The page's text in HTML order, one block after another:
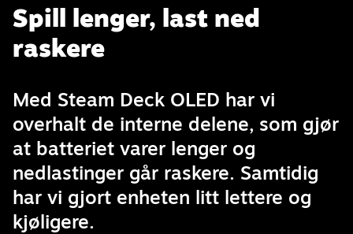
Spill lenger, last ned
raskere
Med Steam Deck OLED har vi
overhalt de interne delene, som gjør
at batteriet varer lenger og
nedlastinger går raskere. Samtidig
har vi gjort enheten litt lettere og
kjøligere.